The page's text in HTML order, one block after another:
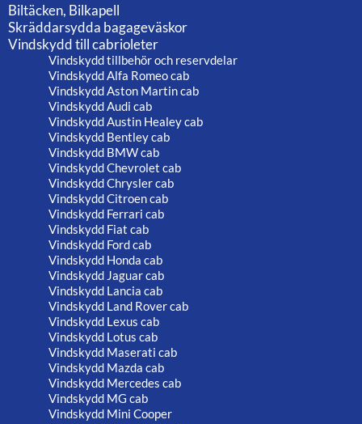
Biltäcken, Bilkapell
Skräddarsydda bagageväskor
Vindskydd till cabrioleter
Vindskydd tillbehör och reservdelar
Vindskydd Alfa Romeo cab
Vindskydd Aston Martin cab
Vindskydd Audi cab
Vindskydd Austin Healey cab
Vindskydd Bentley cab
Vindskydd BMW cab
Vindskydd Chevrolet cab
Vindskydd Chrysler cab
Vindskydd Citroen cab
Vindskydd Ferrari cab
Vindskydd Fiat cab
Vindskydd Ford cab
Vindskydd Honda cab
Vindskydd Jaguar cab
Vindskydd Lancia cab
Vindskydd Land Rover cab
Vindskydd Lexus cab
Vindskydd Lotus cab
Vindskydd Maserati cab
Vindskydd Mazda cab
Vindskydd Mercedes cab
Vindskydd MG cab
Vindskydd Mini Cooper